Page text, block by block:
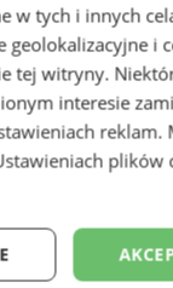
w tych i innych
i
tej witryny.
interesie
reklam.
plików